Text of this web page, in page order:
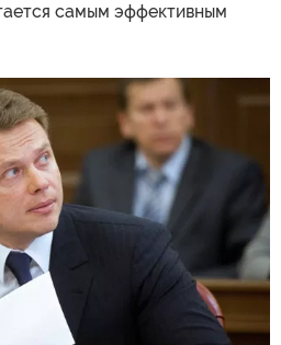
самым эффективным